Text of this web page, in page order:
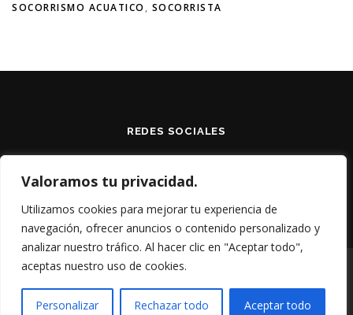
Valoramos tu privacidad.
Utilizamos cookies para mejorar tu experiencia de
navegación, ofrecer anuncios o contenido personalizado y
analizar nuestro tráfico. Al hacer clic en "Aceptar todo",
aceptas nuestro uso de cookies.
Personalizar Rechazar todo Aceptar todo
SOCORRISMO ACUATICO, SOCORRISTA
REDES SOCIALES
Copyright © 2026 S.I.R.–TemaOnePresshecho por
FameThemes